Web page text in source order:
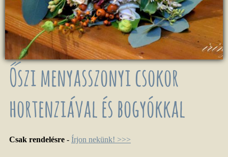
Őszi menyasszonyi csokor
hortenziával és bogyókkal
Csak rendelésre - Írjon nekünk! >>>